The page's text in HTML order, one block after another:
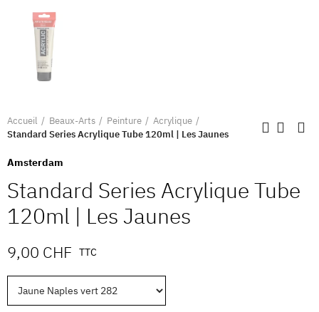
Accueil Beaux-Arts Peinture
Acrylique
Standard Series Acrylique Tube 120ml | Les Jaunes
Amsterdam
Standard Series Acrylique Tube
120ml | Les Jaunes
9,00 CHF TTC